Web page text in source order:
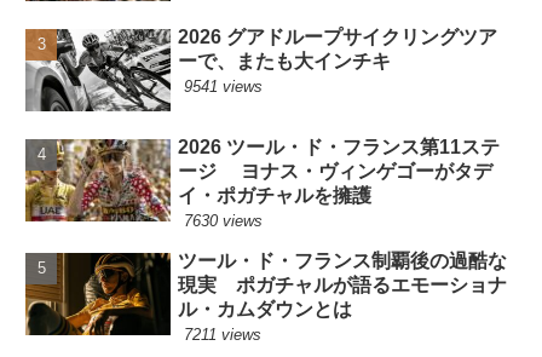
2026 グアドループサイクリングツア
ーで、またも大インチキ
9541 views
2026 ツール・ド・フランス第11ステ
ージ ヨナス・ヴィンゲゴーがタデ
イ・ポガチャルを擁護
7630 views
ツール・ド・フランス制覇後の過酷な
現実 ポガチャルが語るエモーショナ
ル・カムダウンとは
7211 views